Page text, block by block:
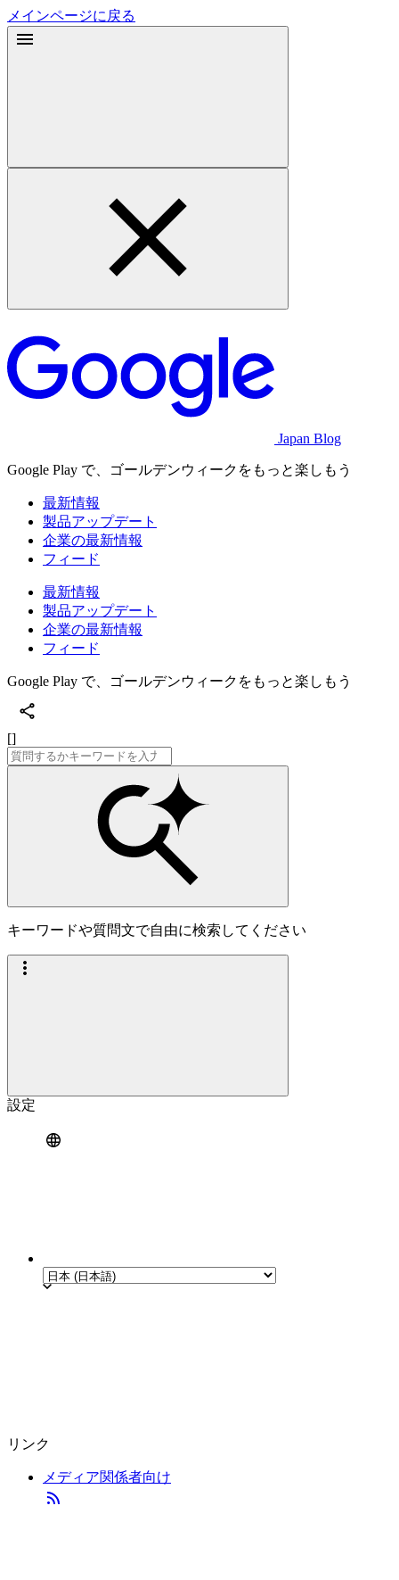
メインページに戻る
Japan Blog
Google Play で、ゴールデンウィークをもっと楽しもう
最新情報
製品アップデート
企業の最新情報
フィード
最新情報
製品アップデート
企業の最新情報
フィード
Google Play で、ゴールデンウィークをもっと楽しもう
[]
キーワードや質問文で自由に検索してください
設定
リンク
メディア関係者向け